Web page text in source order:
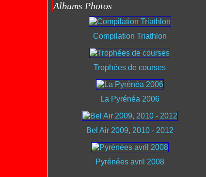
Albums Photos
Compilation Triathlon
Trophées de courses
La Pyrénéa 2006
Bel Air 2009, 2010 - 2012
Pyrénées avril 2008